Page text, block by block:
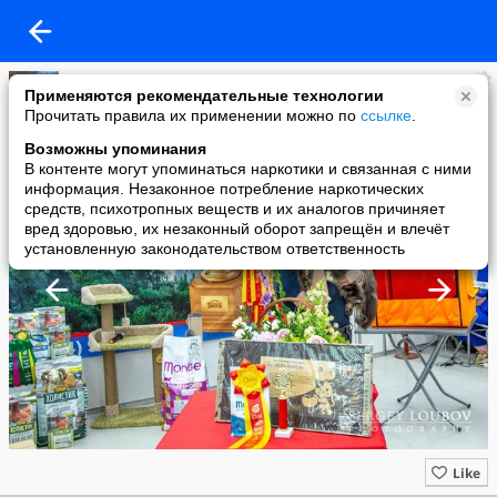
Применяются рекомендательные технологии
Прочитать правила их применении можно по ссылке
Возможны упоминания
В контенте могут упоминаться наркотики и связанная с ними
информация. Незаконное потребление наркотических
средств, психотропных веществ и их аналогов причиняет
вред здоровью, их незаконный оборот запрещён и влечёт
установленную законодательством ответственность
Когтеточки для кошек ТМ "Когтедралка" и "Когтемания"
added a photo
28 May в 18:27
Like